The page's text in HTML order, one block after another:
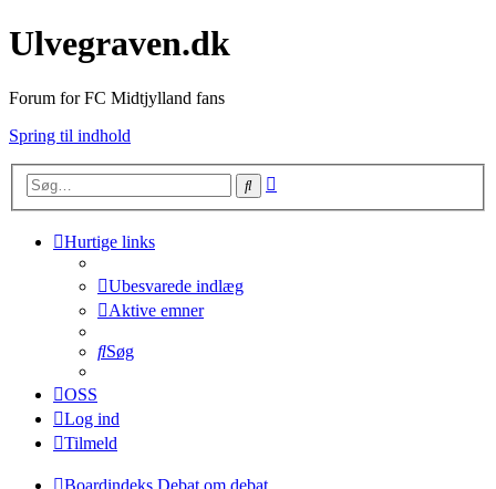
Ulvegraven.dk
Forum for FC Midtjylland fans
Spring til indhold
Søg
Hurtige links
Ubesvarede indlæg
Aktive emner
Søg
OSS
Log ind
Tilmeld